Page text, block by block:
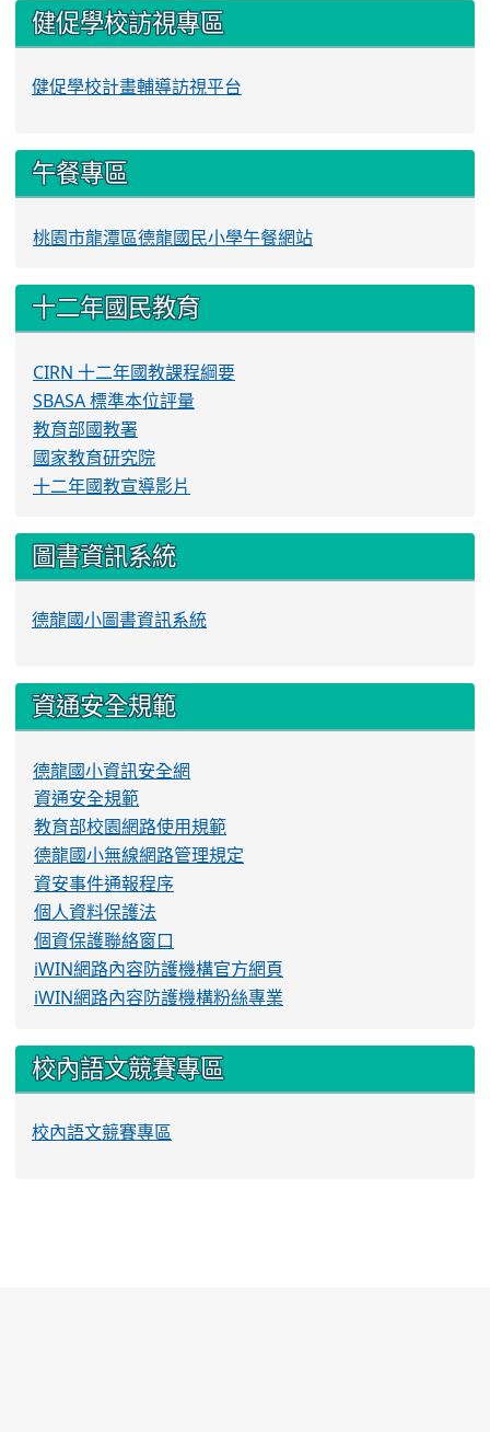
健促學校訪視專區
健促學校計畫輔導訪視平台
午餐專區
桃園市龍潭區德龍國民小學午餐網站
十二年國民教育
CIRN 十二年國教課程綱要
SBASA 標準本位評量
教育部國教署
國家教育研究院
十二年國教宣導影片
圖書資訊系統
德龍國小圖書資訊系統
資通安全規範
德龍國小資訊安全網
資通安全規範
教育部校園網路使用規範
德龍國小無線網路管理規定
資安事件通報程序
個人資料保護法
個資保護聯絡窗口
iWIN網路內容防護機構官方網頁
iWIN網路內容防護機構粉絲專業
校內語文競賽專區
校內語文競賽專區